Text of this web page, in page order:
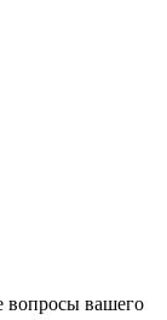
вопросы вашего